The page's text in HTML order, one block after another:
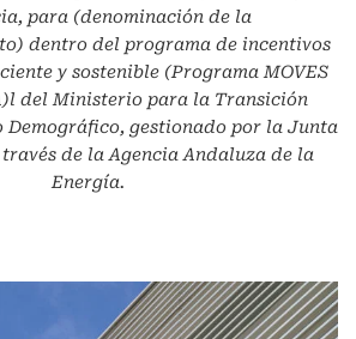
para (denominación de la
dentro del programa de incentivos
y sostenible (Programa MOVES
del Ministerio para la Transición
Demográfico, gestionado por la Junta
de la Agencia Andaluza de la
Energía.